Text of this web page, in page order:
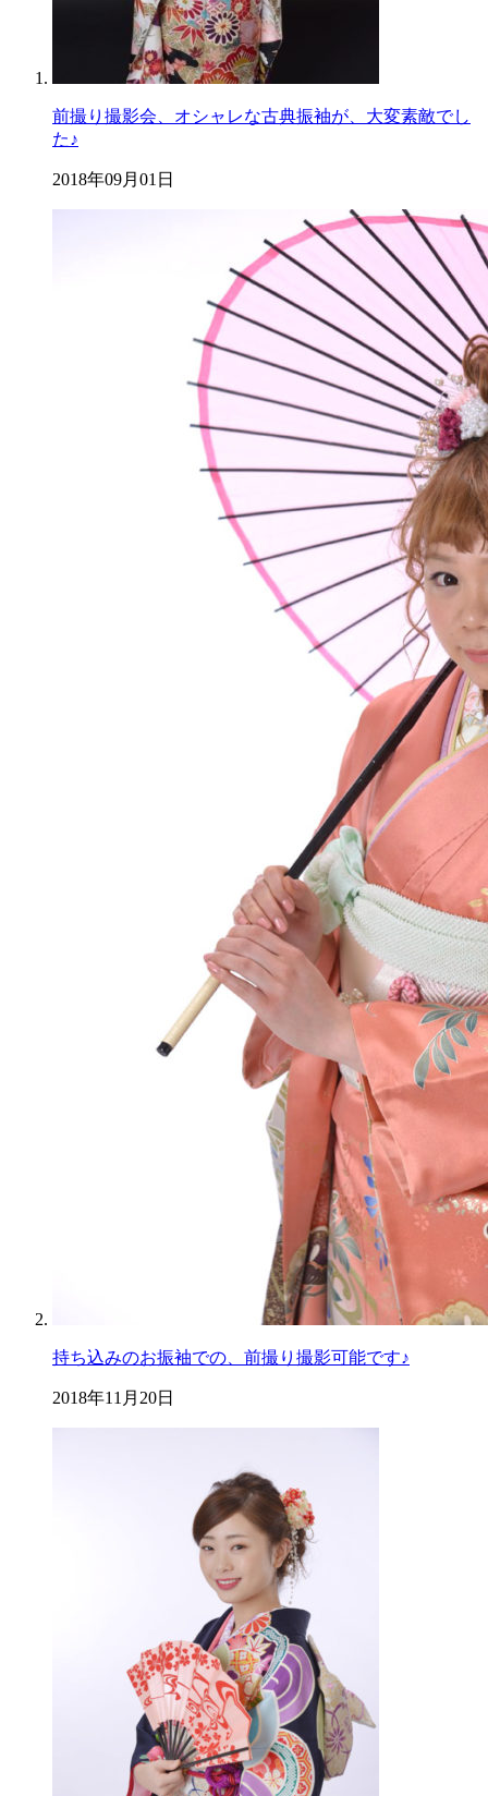
前撮り撮影会、オシャレな古典振袖が、大変素敵でし
た♪
2018年09月01日
持ち込みのお振袖での、前撮り撮影可能です♪
2018年11月20日